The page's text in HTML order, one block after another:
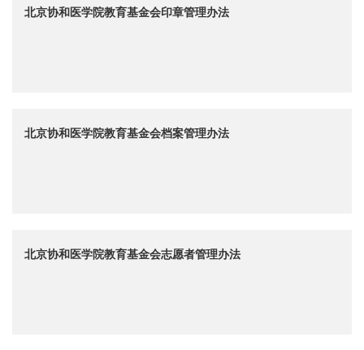
北京协和医学院教育基金会印章管理办法
北京协和医学院教育基金会档案管理办法
北京协和医学院教育基金会志愿者管理办法